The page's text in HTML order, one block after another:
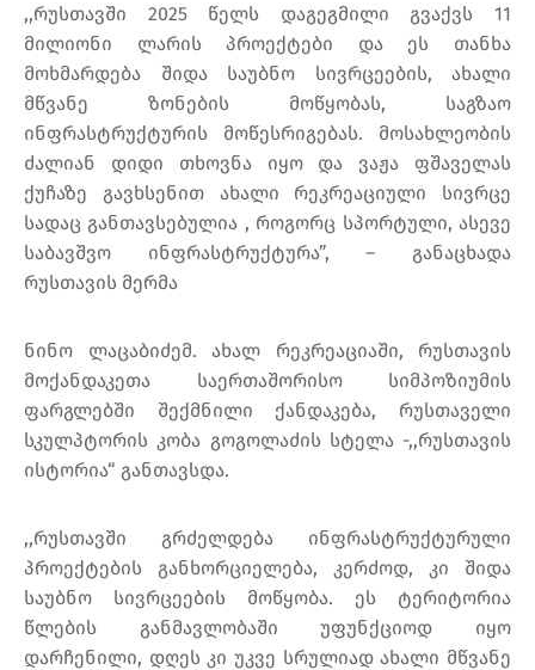
,,რუსთავში 2025 წელს დაგეგმილი გვაქვს 11
მილიონი ლარის პროექტები და ეს თანხა
მოხმარდება შიდა საუბნო სივრცეების, ახალი
მწვანე ზონების მოწყობას, საგზაო
ინფრასტრუქტურის მოწესრიგებას. მოსახლეობის
ძალიან დიდი თხოვნა იყო და ვაჟა ფშაველას
ქუჩაზე გავხსენით ახალი რეკრეაციული სივრცე
სადაც განთავსებულია , როგორც სპორტული, ასევე
საბავშვო ინფრასტრუქტურა”, – განაცხადა
რუსთავის მერმა
ნინო ლაცაბიძემ. ახალ რეკრეაციაში, რუსთავის
მოქანდაკეთა საერთაშორისო სიმპოზიუმის
ფარგლებში შექმნილი ქანდაკება, რუსთაველი
სკულპტორის კობა გოგოლაძის სტელა -,,რუსთავის
ისტორია“ განთავსდა.
,,რუსთავში გრძელდება ინფრასტრუქტურული
პროექტების განხორციელება, კერძოდ, კი შიდა
საუბნო სივრცეების მოწყობა. ეს ტერიტორია
წლების განმავლობაში უფუნქციოდ იყო
დარჩენილი, დღეს კი უკვე სრულიად ახალი მწვანე